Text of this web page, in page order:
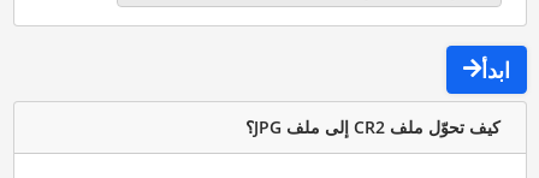
ابدأ
كيف تحوّل ملف CR2 إلى ملف JPG؟